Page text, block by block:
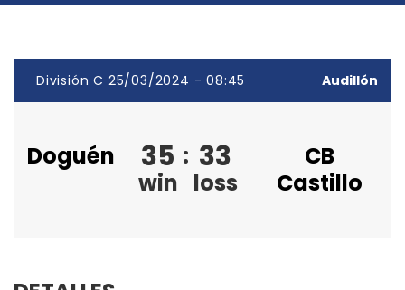
División C 25/03/2024 - 08:45 Audillón
Doguén 35
win
: 33
loss
CB
Castillo